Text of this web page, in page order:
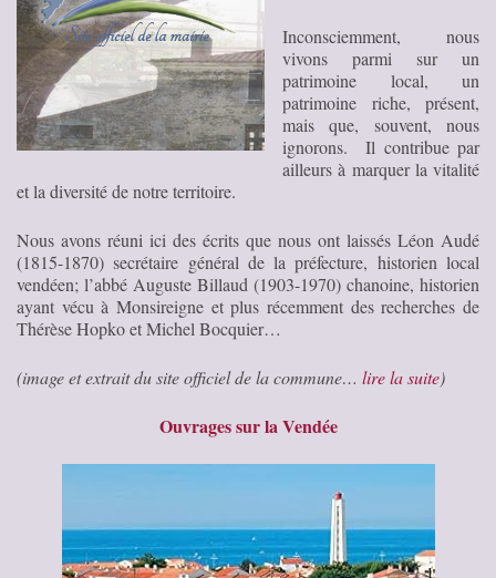
Inconsciemment, nous
vivons parmi sur un
patrimoine local, un
patrimoine riche, présent,
mais que, souvent, nous
ignorons. Il contribue par
ailleurs à marquer la vitalité
et la diversité de notre territoire.
Nous avons réuni ici des écrits que nous ont laissés Léon Audé
(1815-1870) secrétaire général de la préfecture, historien local
vendéen; l’abbé Auguste Billaud (1903-1970) chanoine, historien
ayant vécu à Monsireigne et plus récemment des recherches de
Thérèse Hopko et Michel Bocquier…
(image et extrait du site officiel de la commune… lire la suite)
Ouvrages sur la Vendée